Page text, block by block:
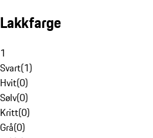
Lakkfarge
1
Svart(1)
Hvit(0)
Sølv(0)
Kritt(0)
Grå(0)